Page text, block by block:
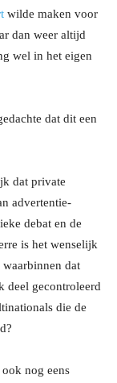
wilde maken voor
dan weer altijd
wel in het eigen
dat dit een
dat private
advertentie-
debat en de
is het wenselijk
dat
deel gecontroleerd
die de
nog eens